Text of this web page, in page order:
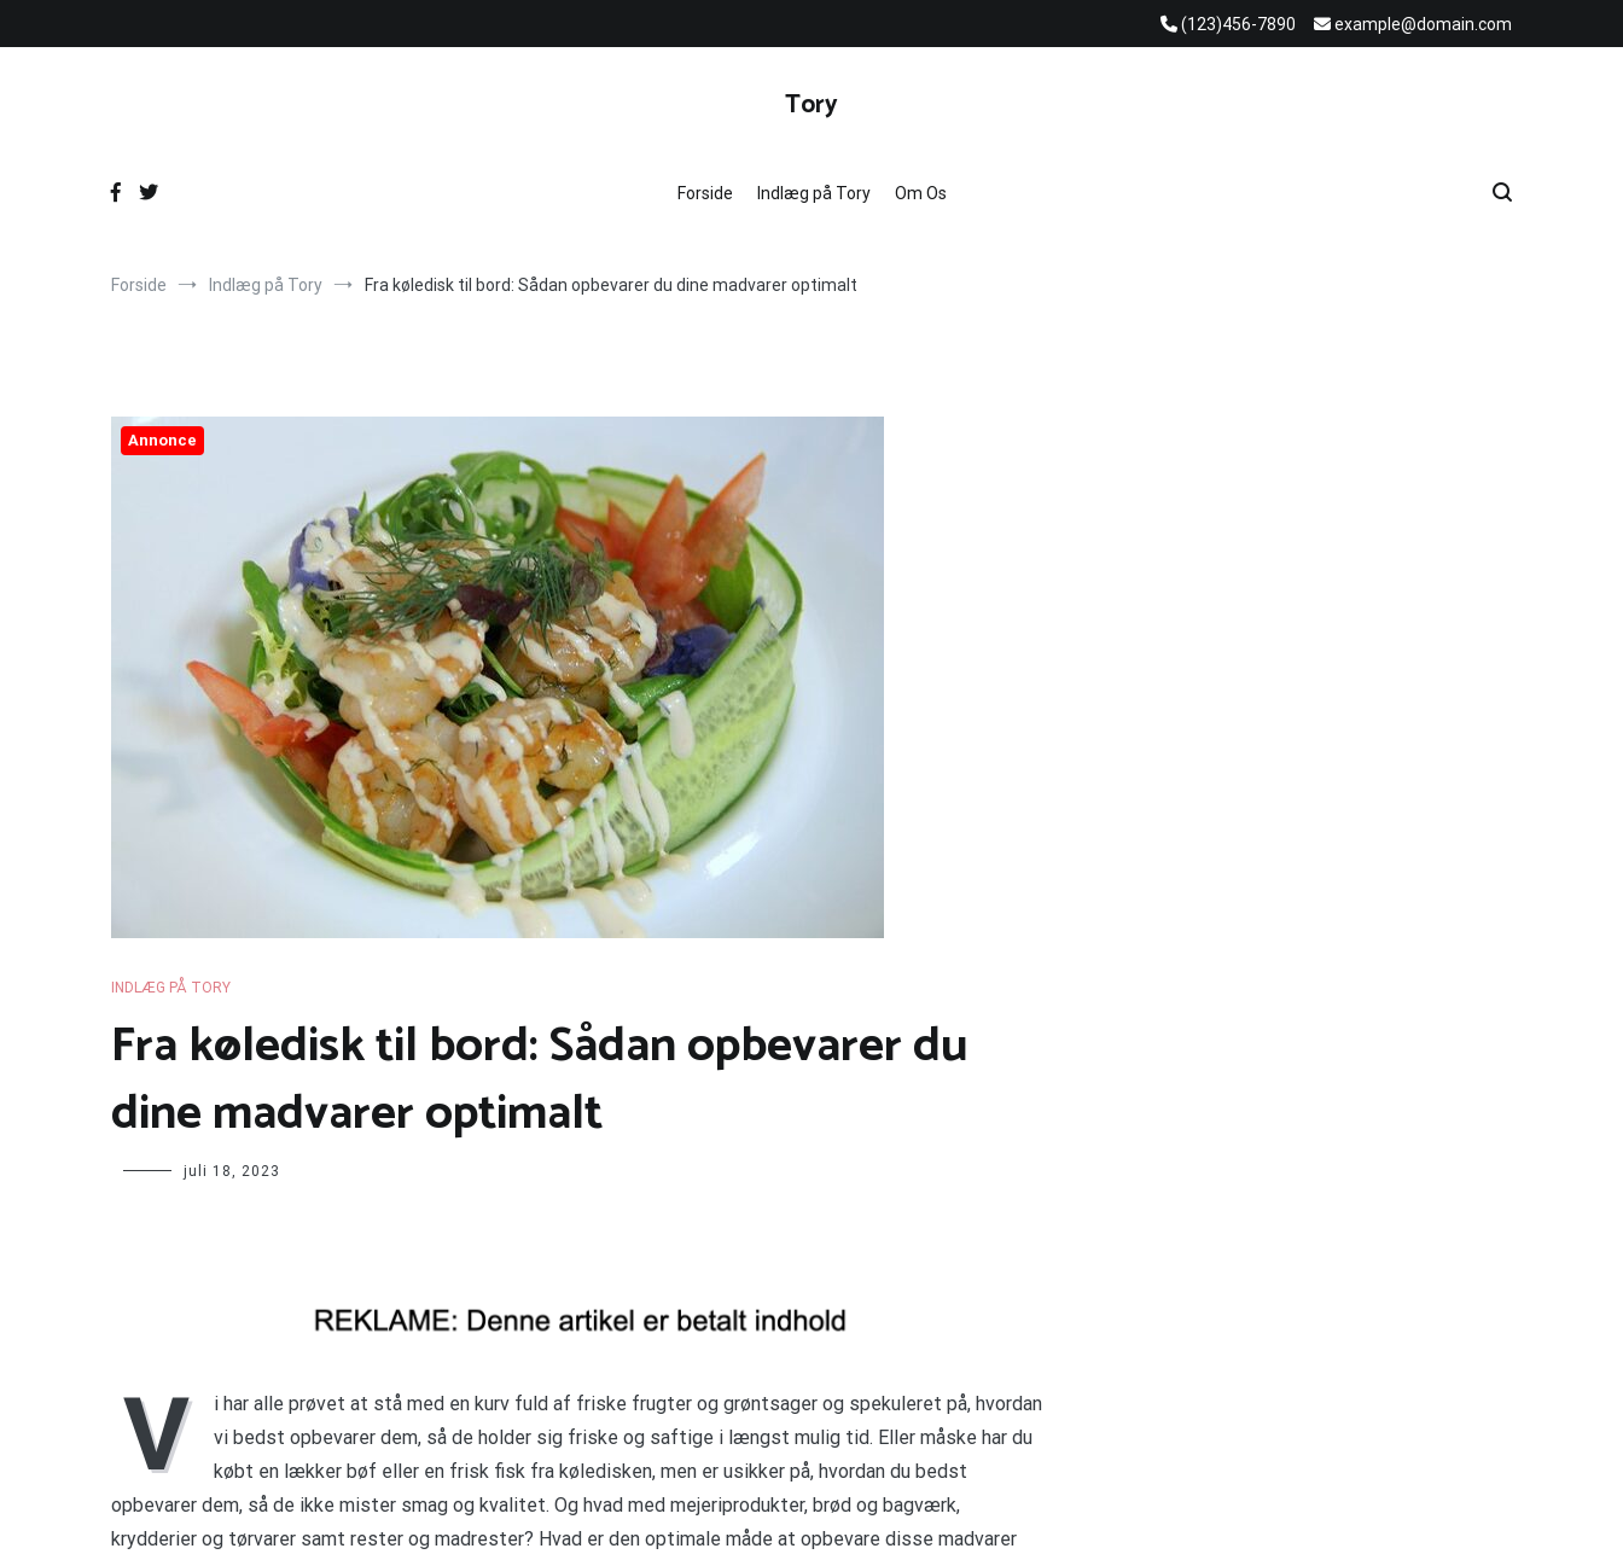
(123)456-7890 example@domain.com
Tory
Forside Indlæg på Tory Om Os
Forside Indlæg på Tory Fra køledisk til bord: Sådan opbevarer du dine madvarer optimalt
Annonce
INDLÆG PÅ TORY
Fra køledisk til bord: Sådan opbevarer du
dine madvarer optimalt
juli 18, 2023
V
i har alle prøvet at stå med en kurv fuld af friske frugter og grøntsager og spekuleret på, hvordan
vi bedst opbevarer dem, så de holder sig friske og saftige i længst mulig tid. Eller måske har du
købt en lækker bøf eller en frisk fisk fra køledisken, men er usikker på, hvordan du bedst
opbevarer dem, så de ikke mister smag og kvalitet. Og hvad med mejeriprodukter, brød og bagværk,
krydderier og tørvarer samt rester og madrester? Hvad er den optimale måde at opbevare disse madvarer